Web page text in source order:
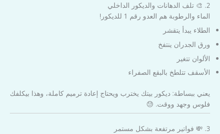
2. 🎨 تلف الدهانات والديكور الداخلي
الماء والرطوبة هم العدو رقم 1 للديكور!
الطلاء يبدأ يتقشر
ورق الجدران ينتفخ
الألوان تتغير
الأسقف تتلطخ بالبقع الصفراء
يعني ببساطة: ديكور بيتك يخترب ويحتاج إعادة ترميم كاملة، وهذا بيكلفك
فلوس وجهد ووقت. 😓
3. 💸 فواتير مرتفعة بشكل مستمر